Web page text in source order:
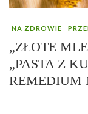
NA ZDROWIE
„ZŁOTE
„PASTA Z
REMEDIUM